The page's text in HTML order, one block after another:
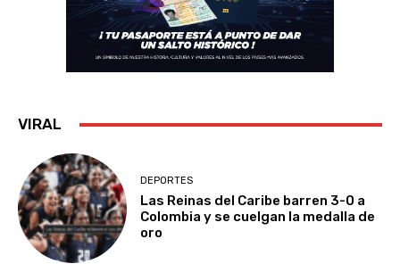
VIRAL
DEPORTES
Las Reinas del Caribe barren 3-0 a
Colombia y se cuelgan la medalla de
oro